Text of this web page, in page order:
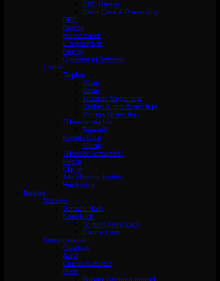
CBD Revive
Color Care & Preserving
REF
Revlon
Moroccanoil
L´oréal Paris
Neccin
Grazette of Sweden
Löshår
Tejphår
40cm
60cm
Kreativa färger tejp
Ombre & mix färger tejp
Vanliga färger tejp
Tillbehör tejphår
Tejprefill
Keratin U-tip
50 cm
Tillbehör keratinhår
Flip in
Clip-in
Alla tillbehör löshår
Hårdockor
Naglar
Manikyr
Scratch Nails
Nagellack
Scratch Nails Lack
Cuccio Lack
Konstmaterial
Gelélack
Akryl
Cuccio Naturale
Gelé
Builder Gel med pensel